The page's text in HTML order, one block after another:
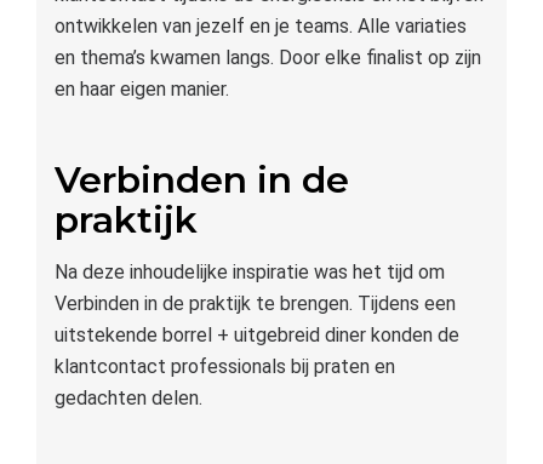
ontwikkelen van jezelf en je teams. Alle variaties
en thema’s kwamen langs. Door elke finalist op zijn
en haar eigen manier.
Verbinden in de
praktijk
Na deze inhoudelijke inspiratie was het tijd om
Verbinden in de praktijk te brengen. Tijdens een
uitstekende borrel + uitgebreid diner konden de
klantcontact professionals bij praten en
gedachten delen.